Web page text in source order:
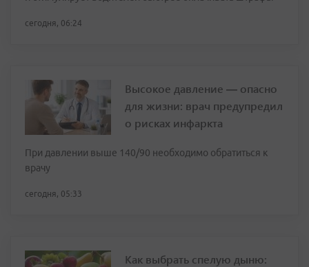
сегодня, 06:24
Высокое давление — опасно
для жизни: врач предупредил
о рисках инфаркта
При давлении выше 140/90 необходимо обратиться к
врачу
сегодня, 05:33
Как выбрать спелую дыню: